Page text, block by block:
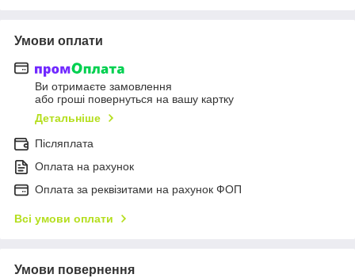
Умови оплати
Ви отримаєте замовлення
або гроші повернуться на вашу картку
Детальніше
Післяплата
Оплата на рахунок
Оплата за реквізитами на рахунок ФОП
Всі умови оплати
Умови повернення